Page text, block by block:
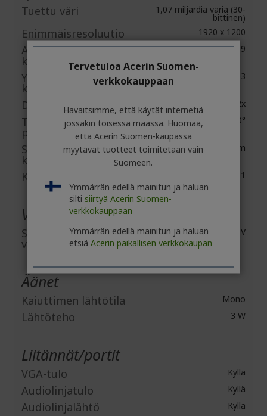
Tuettu väri
1,07 miljardia väriä (30-
bittinen)
Enimmäisresoluutio 1920 x 1200
Alkuperäinen
kuvasuhde
16:09
Yhteensopiva
kuvasuhde
4:03
Digitaalitarkennus 2x
Trapetsikorjaus
pystysuunnassa
-40°/+40°
Standarditilan
kirkkaus
3500 lm
Kontrastisuhde 10,000:1
Video
Standardi
videosignaali
HDTV
Äänet
Kaiuttimen lähtötila Mono
Lähtöteho 3 W
Liitännät/portit
VGA-tulo Kyllä
Audiolinjatulo Kyllä
Audiolinjalähtö Kyllä
Tervetuloa Acerin Suomen-
verkkokauppaan
Havaitsimme, että käytät internetiä
jossakin toisessa maassa. Huomaa,
että Acerin Suomen-kaupassa
myytävät tuotteet toimitetaan vain
Suomeen.
Ymmärrän edellä mainitun ja haluan
silti siirtyä Acerin Suomen-
verkkokauppaan
Ymmärrän edellä mainitun ja haluan
etsiä Acerin paikallisen verkkokaupan